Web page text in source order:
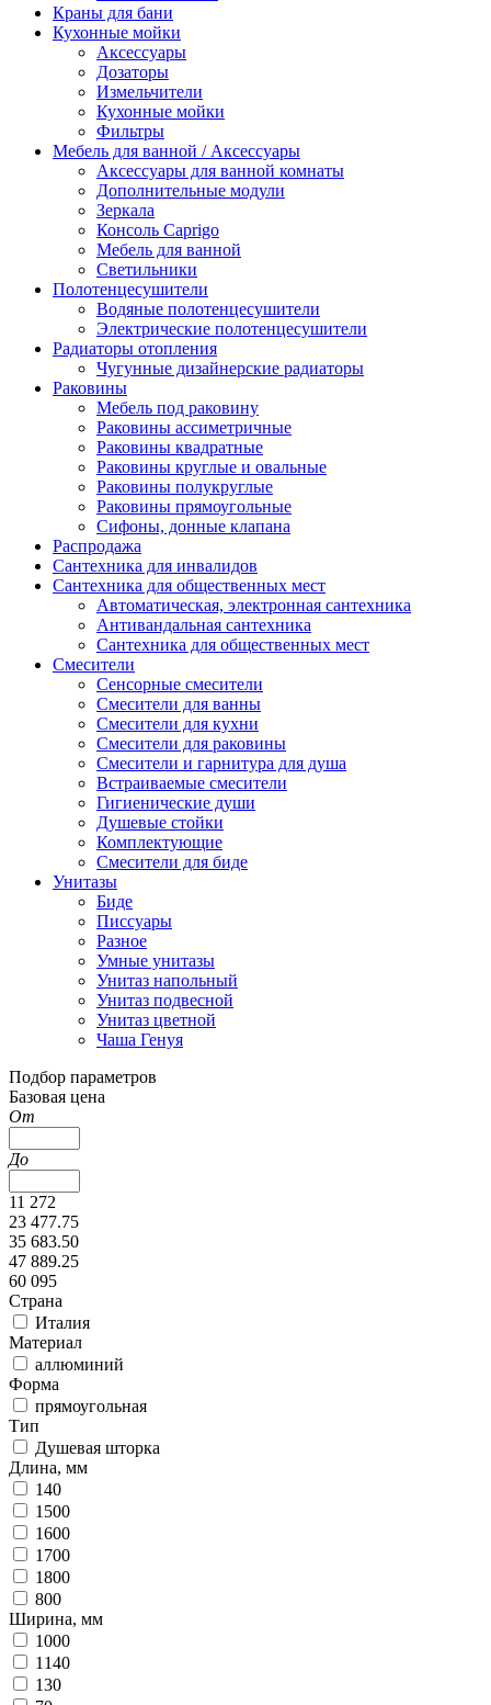
Краны для бани
Кухонные мойки
Аксессуары
Дозаторы
Измельчители
Кухонные мойки
Фильтры
Мебель для ванной / Аксессуары
Аксессуары для ванной комнаты
Дополнительные модули
Зеркала
Консоль Caprigo
Мебель для ванной
Светильники
Полотенцесушители
Водяные полотенцесушители
Электрические полотенцесушители
Радиаторы отопления
Чугунные дизайнерские радиаторы
Раковины
Мебель под раковину
Раковины ассиметричные
Раковины квадратные
Раковины круглые и овальные
Раковины полукруглые
Раковины прямоугольные
Сифоны, донные клапана
Распродажа
Сантехника для инвалидов
Сантехника для общественных мест
Автоматическая, электронная сантехника
Антивандальная сантехника
Сантехника для общественных мест
Смесители
Сенсорные смесители
Смесители для ванны
Смесители для кухни
Смесители для раковины
Смесители и гарнитура для душа
Встраиваемые смесители
Гигиенические души
Душевые стойки
Комплектующие
Смесители для биде
Унитазы
Биде
Писсуары
Разное
Умные унитазы
Унитаз напольный
Унитаз подвесной
Унитаз цветной
Чаша Генуя
Подбор параметров
Базовая цена
От
До
11 272
23 477.75
35 683.50
47 889.25
60 095
Страна
Италия
Материал
аллюминий
Форма
прямоугольная
Тип
Душевая шторка
Длина, мм
140
1500
1600
1700
1800
800
Ширина, мм
1000
1140
130